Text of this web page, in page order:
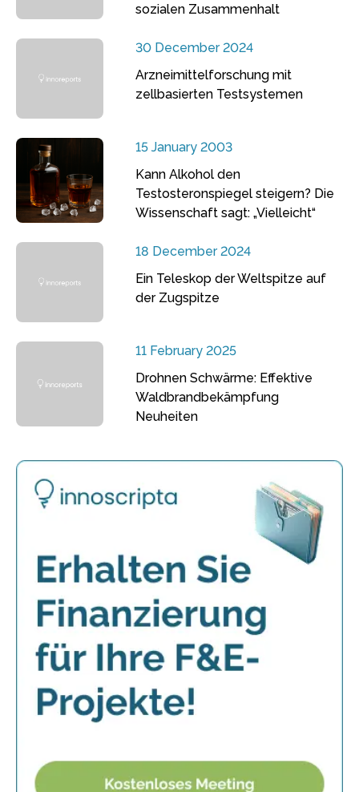
sozialen Zusammenhalt
30 December 2024
Arzneimittelforschung mit
zellbasierten Testsystemen
15 January 2003
Kann Alkohol den
Testosteronspiegel steigern? Die
Wissenschaft sagt: „Vielleicht“
18 December 2024
Ein Teleskop der Weltspitze auf
der Zugspitze
11 February 2025
Drohnen Schwärme: Effektive
Waldbrandbekämpfung
Neuheiten